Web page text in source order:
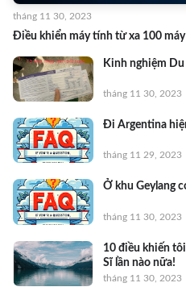
Điều khiển máy tính từ xa 100
tháng 11 30, 2023
Kinh nghiệm
tháng 11 30, 2023
Đi Argentina
tháng 11 29, 2023
Ở khu Geylang
tháng 11 30, 2023
10 điều khiến
Sĩ lần nào nữa!
tháng 11 30, 2023